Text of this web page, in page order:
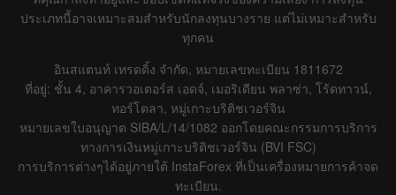
ประเภทนี้อาจเหมาะสมสำหรับนักลงทุนบางราย แต่ไม่เหมาะสำหรับ
ทุกคน
อินสแตนท์ เทรดดิ้ง จำกัด, หมายเลขทะเบียน 1811672
ที่อยู่: ชั้น 4, อาคารวอเตอร์ส เอดจ์, เมอริเดียน พลาซ่า, โร้ดทาวน์,
ทอร์โตลา, หมู่เกาะบริติชเวอร์จิน
หมายเลขใบอนุญาต SIBA/L/14/1082 ออกโดยคณะกรรมการบริการ
ทางการเงินหมู่เกาะบริติชเวอร์จิน (BVI FSC)
การบริการต่างๆได้อยู่ภายใต้ InstaForex ที่เป็นเครื่องหมายการค้าจด
ทะเบียน.